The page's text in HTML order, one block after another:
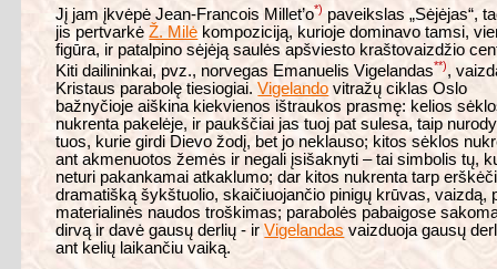
Jį jam įkvėpė Jean-Francois Millet’o*) paveikslas „Sėjėjas“,
jis pertvarkėŽ. Milė kompoziciją, kurioje dominavo tamsi,
figūra, ir patalpino sėjėją saulės apšviesto kraštovaizdžio
Kiti dailininkai, pvz., norvegas Emanuelis Vigelandas**),
Kristaus parabolę tiesiogiai.Vigelando vitražų ciklas Oslo
bažnyčioje aiškina kiekvienos ištraukos prasmę: kelios
nukrenta pakelėje, ir paukščiai jas tuoj pat sulesa, taip
tuos, kurie girdi Dievo žodį, bet jo neklauso; kitos sėklos
ant akmenuotos žemės ir negali įsišaknyti – tai simbolis tų,
neturi pakankamai atkaklumo; dar kitos nukrenta tarp
dramatišką šykštuolio, skaičiuojančio pinigų krūvas, vaizdą,
materialinės naudos troškimas; parabolės pabaigose
dirvą ir davė gausų derlių - irVigelandas vaizduoja gausų
ant kelių laikančiu vaiką.